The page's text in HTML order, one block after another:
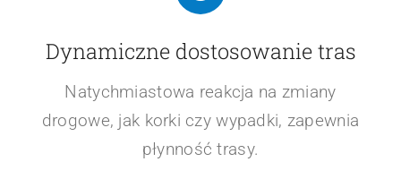
Dynamiczne dostosowanie tras
Natychmiastowa reakcja na zmiany
drogowe, jak korki czy wypadki, zapewnia
płynność trasy.